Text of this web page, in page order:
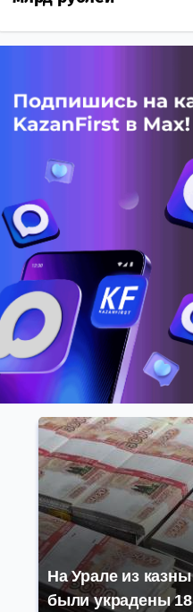
На Урале из казны
были украдены 18